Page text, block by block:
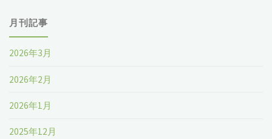
月刊記事
2026年3月
2026年2月
2026年1月
2025年12月